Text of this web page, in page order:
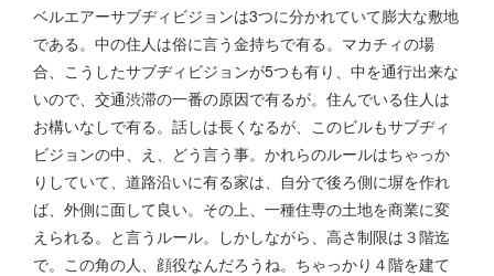
ベルエアーサブヂィビジョンは3つに分かれていて膨大な敷地
である。中の住人は俗に言う金持ちで有る。マカチィの場
合、こうしたサブヂィビジョンが5つも有り、中を通行出来な
いので、交通渋滞の一番の原因で有るが。住んでいる住人は
お構いなしで有る。話しは長くなるが、このビルもサブヂィ
ビジョンの中、え、どう言う事。かれらのルールはちゃっか
りしていて、道路沿いに有る家は、自分で後ろ側に塀を作れ
ば、外側に面して良い。その上、一種住専の土地を商業に変
えられる。と言うルール。しかしながら、高さ制限は３階迄
で。この角の人、顔役なんだろうね。ちゃっかり４階を建て